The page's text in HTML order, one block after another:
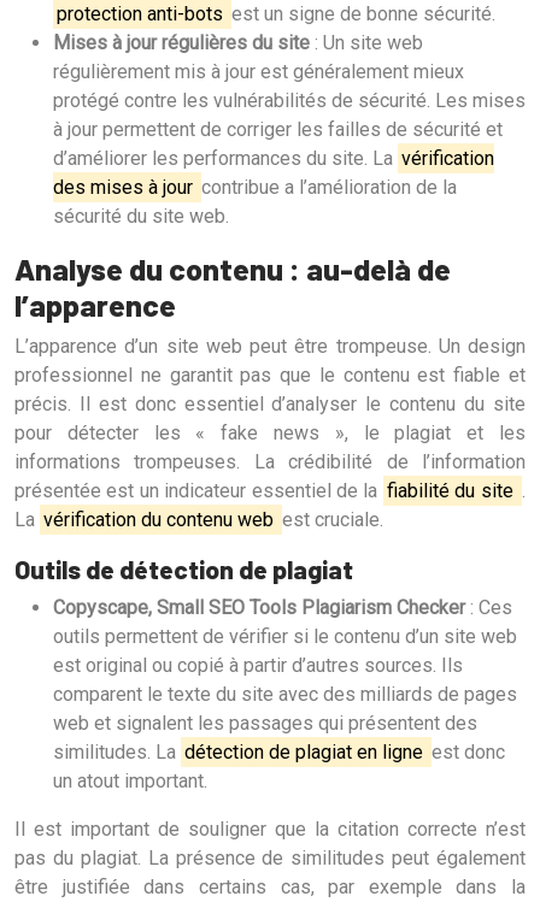
protection anti-bots est un signe de bonne sécurité.
Mises à jour régulières du site : Un site web
régulièrement mis à jour est généralement mieux
protégé contre les vulnérabilités de sécurité. Les mises
à jour permettent de corriger les failles de sécurité et
d’améliorer les performances du site. La vérification
des mises à jour contribue a l’amélioration de la
sécurité du site web.
Analyse du contenu : au-delà de
l’apparence
L’apparence d’un site web peut être trompeuse. Un design
professionnel ne garantit pas que le contenu est fiable et
précis. Il est donc essentiel d’analyser le contenu du site
pour détecter les « fake news », le plagiat et les
informations trompeuses. La crédibilité de l’information
présentée est un indicateur essentiel de la fiabilité du site
La vérification du contenu web est cruciale.
Outils de détection de plagiat
Copyscape, Small SEO Tools Plagiarism Checker: Ces
outils permettent de vérifier si le contenu d’un site web
est original ou copié à partir d’autres sources. Ils
comparent le texte du site avec des milliards de pages
web et signalent les passages qui présentent des
similitudes. La détection de plagiat en ligne est donc
un atout important.
Il est important de souligner que la citation correcte n’est
pas du plagiat. La présence de similitudes peut également
être justifiée dans certains cas, par exemple dans la